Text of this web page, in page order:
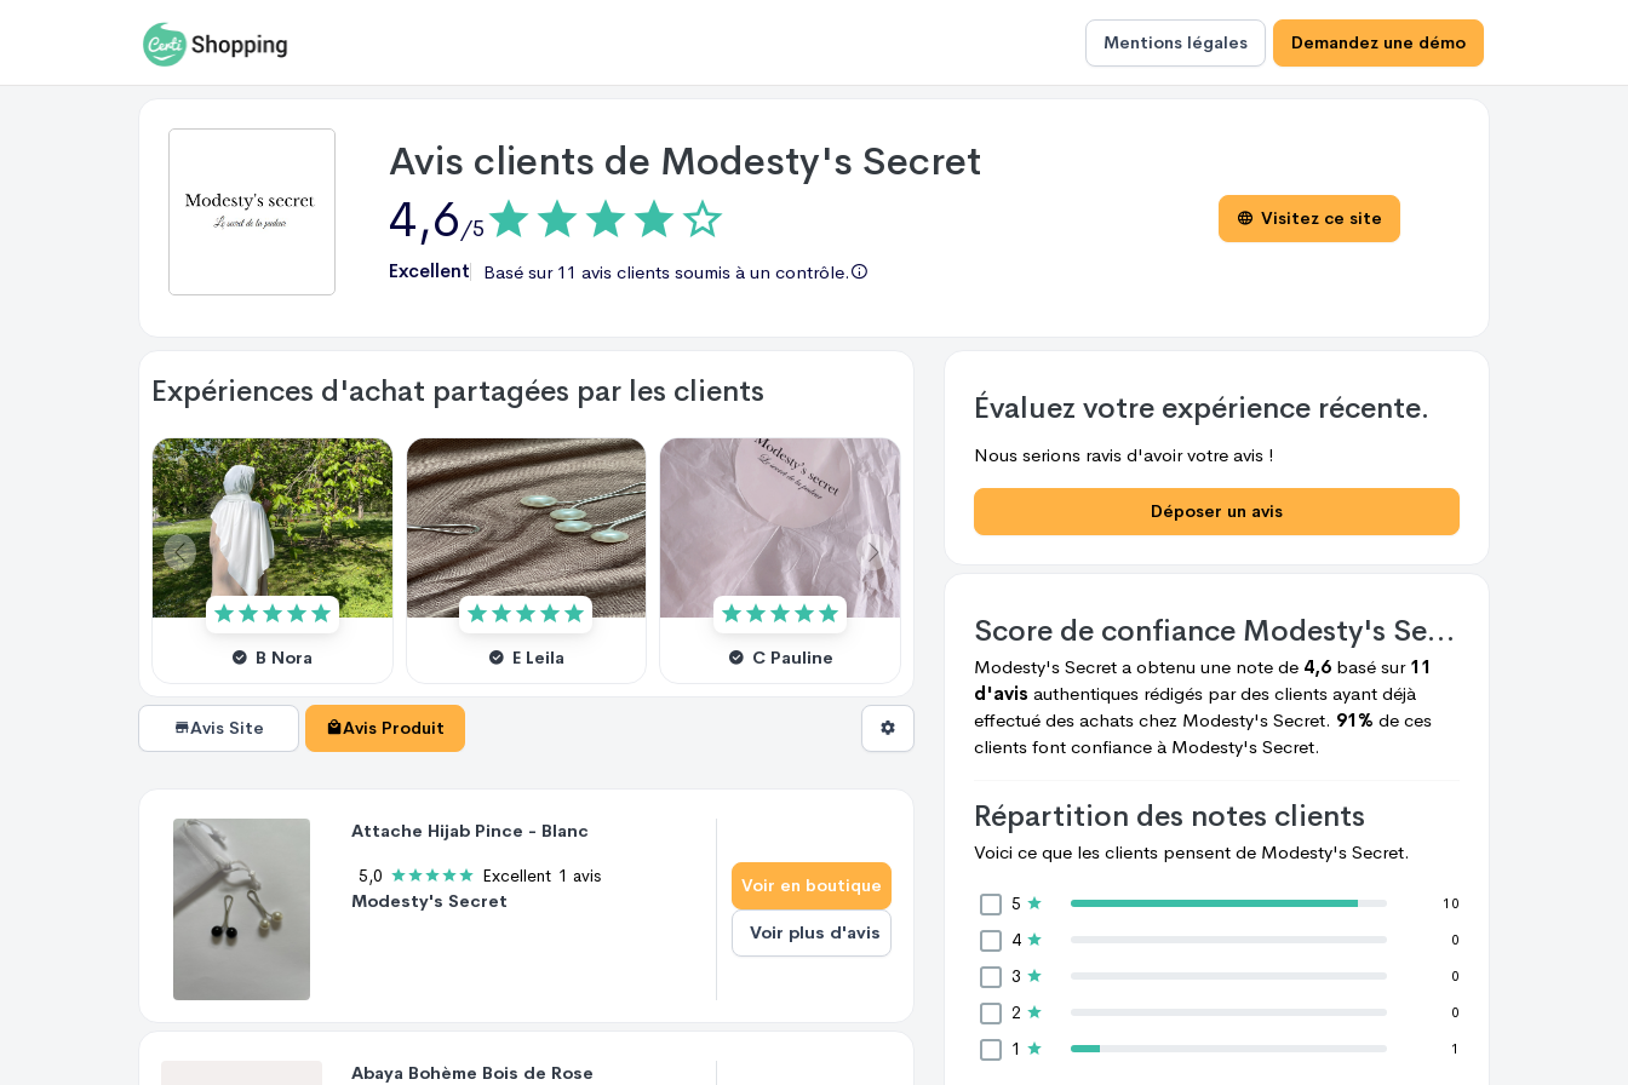
Mentions légales Demandez une démo
Avis clients de Modesty's Secret
4,6/5
Excellent Basé sur 11 avis clients soumis à un contrôle.
Visitez ce site
Expériences d'achat partagées par les clients
B Nora E Leila C Pauline
Avis Site Avis Produit
Attache Hijab Pince - Blanc
5,0 Excellent 1 avis
Modesty's Secret
Voir en boutique
Voir plus d'avis
Abaya Bohème Bois de Rose
Évaluez votre expérience récente.
Nous serions ravis d'avoir votre avis !
Déposer un avis
Score de confiance Modesty's Secret
Modesty's Secret a obtenu une note de 4,6 basé sur 11
d'avis authentiques rédigés par des clients ayant déjà
effectué des achats chez Modesty's Secret. 91% de ces
clients font confiance à Modesty's Secret.
Répartition des notes clients
Voici ce que les clients pensent de Modesty's Secret.
5 10
4 0
3 0
2 0
1 1